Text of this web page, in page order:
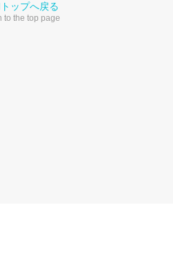
ップへ戻る
to the top page